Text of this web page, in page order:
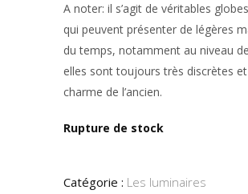
A noter: il s’agit de véritables
qui peuvent présenter de légères
du temps, notamment au niveau
elles sont toujours très discrètes
charme de l’ancien.
Rupture de stock
Catégorie : Les luminaires